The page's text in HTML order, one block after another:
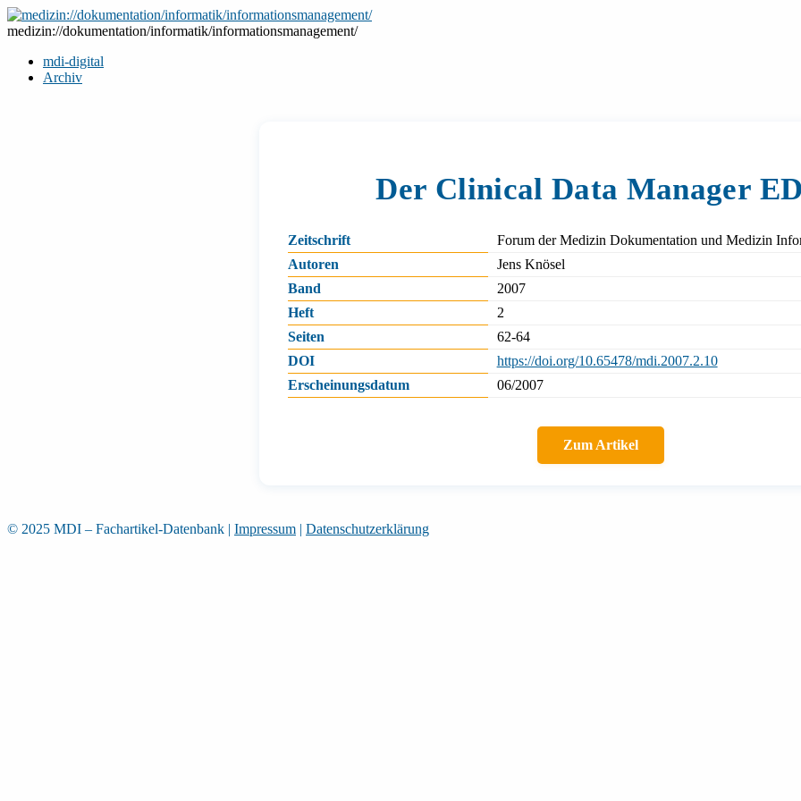
Zum
Inhalt
medizin://dokumentation/informatik/informationsmanagement/
mdi-digital
Archiv
Der Clinical Data Manager
Zeitschrift
Forum der Medizin Dokumentation und Medizin
Autoren
Jens Knösel
Band
2007
Heft
2
Seiten
62-64
DOI
https://doi.org/10.65478/mdi.2007.2.10
Erscheinungsdatum
06/2007
Zum Artikel
© 2025 MDI – Fachartikel-Datenbank | Impressum | Datenschutzerklärung